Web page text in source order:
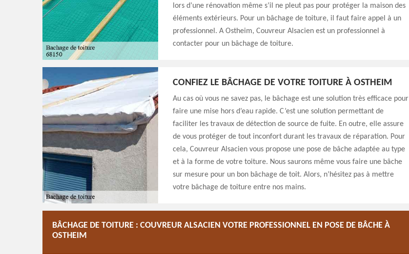
lors d’une rénovation même s’il ne pleut pas pour protéger la maison des
éléments extérieurs. Pour un bâchage de toiture, il faut faire appel à un
professionnel. A Ostheim, Couvreur Alsacien est un professionnel à
contacter pour un bâchage de toiture.
CONFIEZ LE BÂCHAGE DE VOTRE TOITURE À OSTHEIM
Au cas où vous ne savez pas, le bâchage est une solution très efficace pour
faire une mise hors d’eau rapide. C’est une solution permettant de
faciliter les travaux de détection de source de fuite. En outre, elle assure
de vous protéger de tout inconfort durant les travaux de réparation. Pour
cela, Couvreur Alsacien vous propose une pose de bâche adaptée au type
et à la forme de votre toiture. Nous saurons même vous faire une bâche
sur mesure pour un bon bâchage de toit. Alors, n’hésitez pas à mettre
votre bâchage de toiture entre nos mains.
BÂCHAGE DE TOITURE : COUVREUR ALSACIEN VOTRE PROFESSIONNEL EN POSE DE BÂCHE À
OSTHEIM